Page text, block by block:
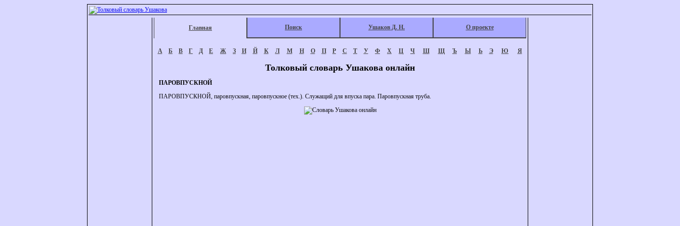
Главная Поиск Ушаков Д. Н. О проекте
А Б В Г Д Е Ж З И Й К Л М Н О П Р С Т У Ф Х Ц Ч Ш Щ Ъ Ы Ь Э Ю Я
Толковый словарь Ушакова онлайн
ПАРОВПУСКНОЙ
ПАРОВПУСКНОЙ, паровпускная, паровпускное (тех.). Служащий для впуска пара. Паровпускная труба.